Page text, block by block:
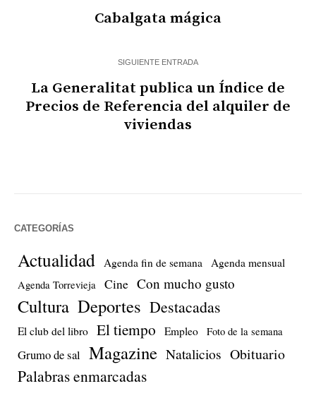
Cabalgata mágica
SIGUIENTE ENTRADA
La Generalitat publica un Índice de
Precios de Referencia del alquiler de
viviendas
CATEGORÍAS
Actualidad Agenda fin de semana Agenda mensual
Agenda Torrevieja Cine Con mucho gusto
Cultura Deportes Destacadas
El club del libro El tiempo Empleo Foto de la semana
Grumo de sal Magazine Natalicios Obituario
Palabras enmarcadas